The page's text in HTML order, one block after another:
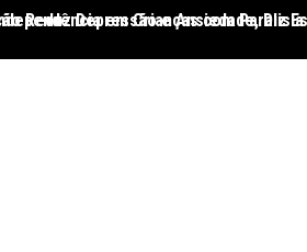
Reduz Depressão e Ansiedade, Diz
em Crianças com